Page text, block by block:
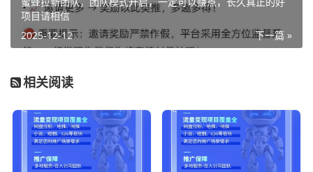
项目请相信
下一篇 »
2025-12-12
相关阅读